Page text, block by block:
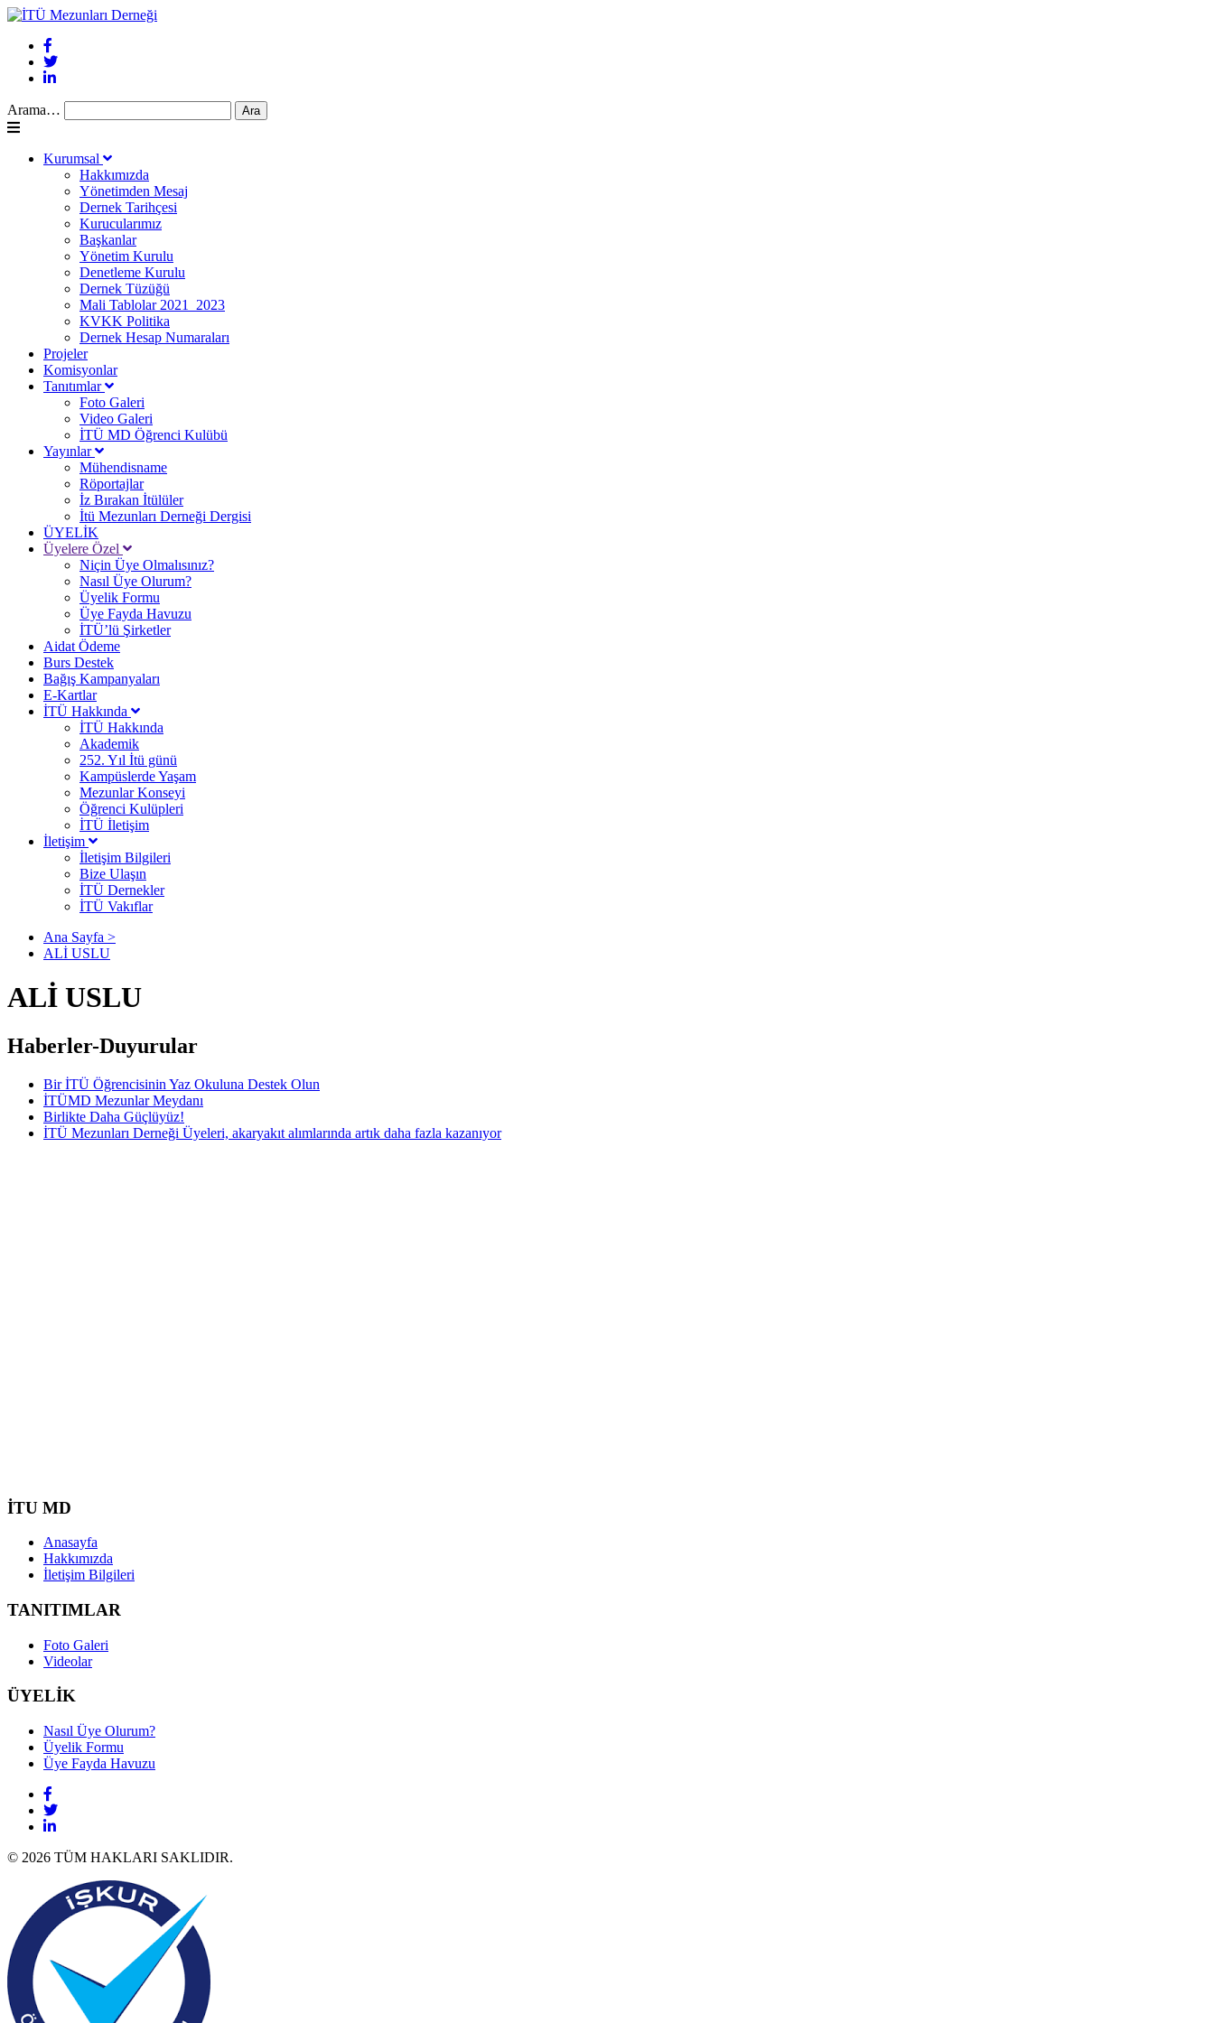
Arama…
Kurumsal
Hakkımızda
Yönetimden Mesaj
Dernek Tarihçesi
Kurucularımız
Başkanlar
Yönetim Kurulu
Denetleme Kurulu
Dernek Tüzüğü
Mali Tablolar 2021_2023
KVKK Politika
Dernek Hesap Numaraları
Projeler
Komisyonlar
Tanıtımlar
Foto Galeri
Video Galeri
İTÜ MD Öğrenci Kulübü
Yayınlar
Mühendisname
Röportajlar
İz Bırakan İtülüler
İtü Mezunları Derneği Dergisi
ÜYELİK
Üyelere Özel
Niçin Üye Olmalısınız?
Nasıl Üye Olurum?
Üyelik Formu
Üye Fayda Havuzu
İTÜ’lü Şirketler
Aidat Ödeme
Burs Destek
Bağış Kampanyaları
E-Kartlar
İTÜ Hakkında
İTÜ Hakkında
Akademik
252. Yıl İtü günü
Kampüslerde Yaşam
Mezunlar Konseyi
Öğrenci Kulüpleri
İTÜ İletişim
İletişim
İletişim Bilgileri
Bize Ulaşın
İTÜ Dernekler
İTÜ Vakıflar
Ana Sayfa >
ALİ USLU
ALİ USLU
Haberler-Duyurular
Bir İTÜ Öğrencisinin Yaz Okuluna Destek Olun
İTÜMD Mezunlar Meydanı
Birlikte Daha Güçlüyüz!
İTÜ Mezunları Derneği Üyeleri, akaryakıt alımlarında artık daha fazla kazanıyor
İTU MD
Anasayfa
Hakkımızda
İletişim Bilgileri
TANITIMLAR
Foto Galeri
Videolar
ÜYELİK
Nasıl Üye Olurum?
Üyelik Formu
Üye Fayda Havuzu
© 2026 TÜM HAKLARI SAKLIDIR.